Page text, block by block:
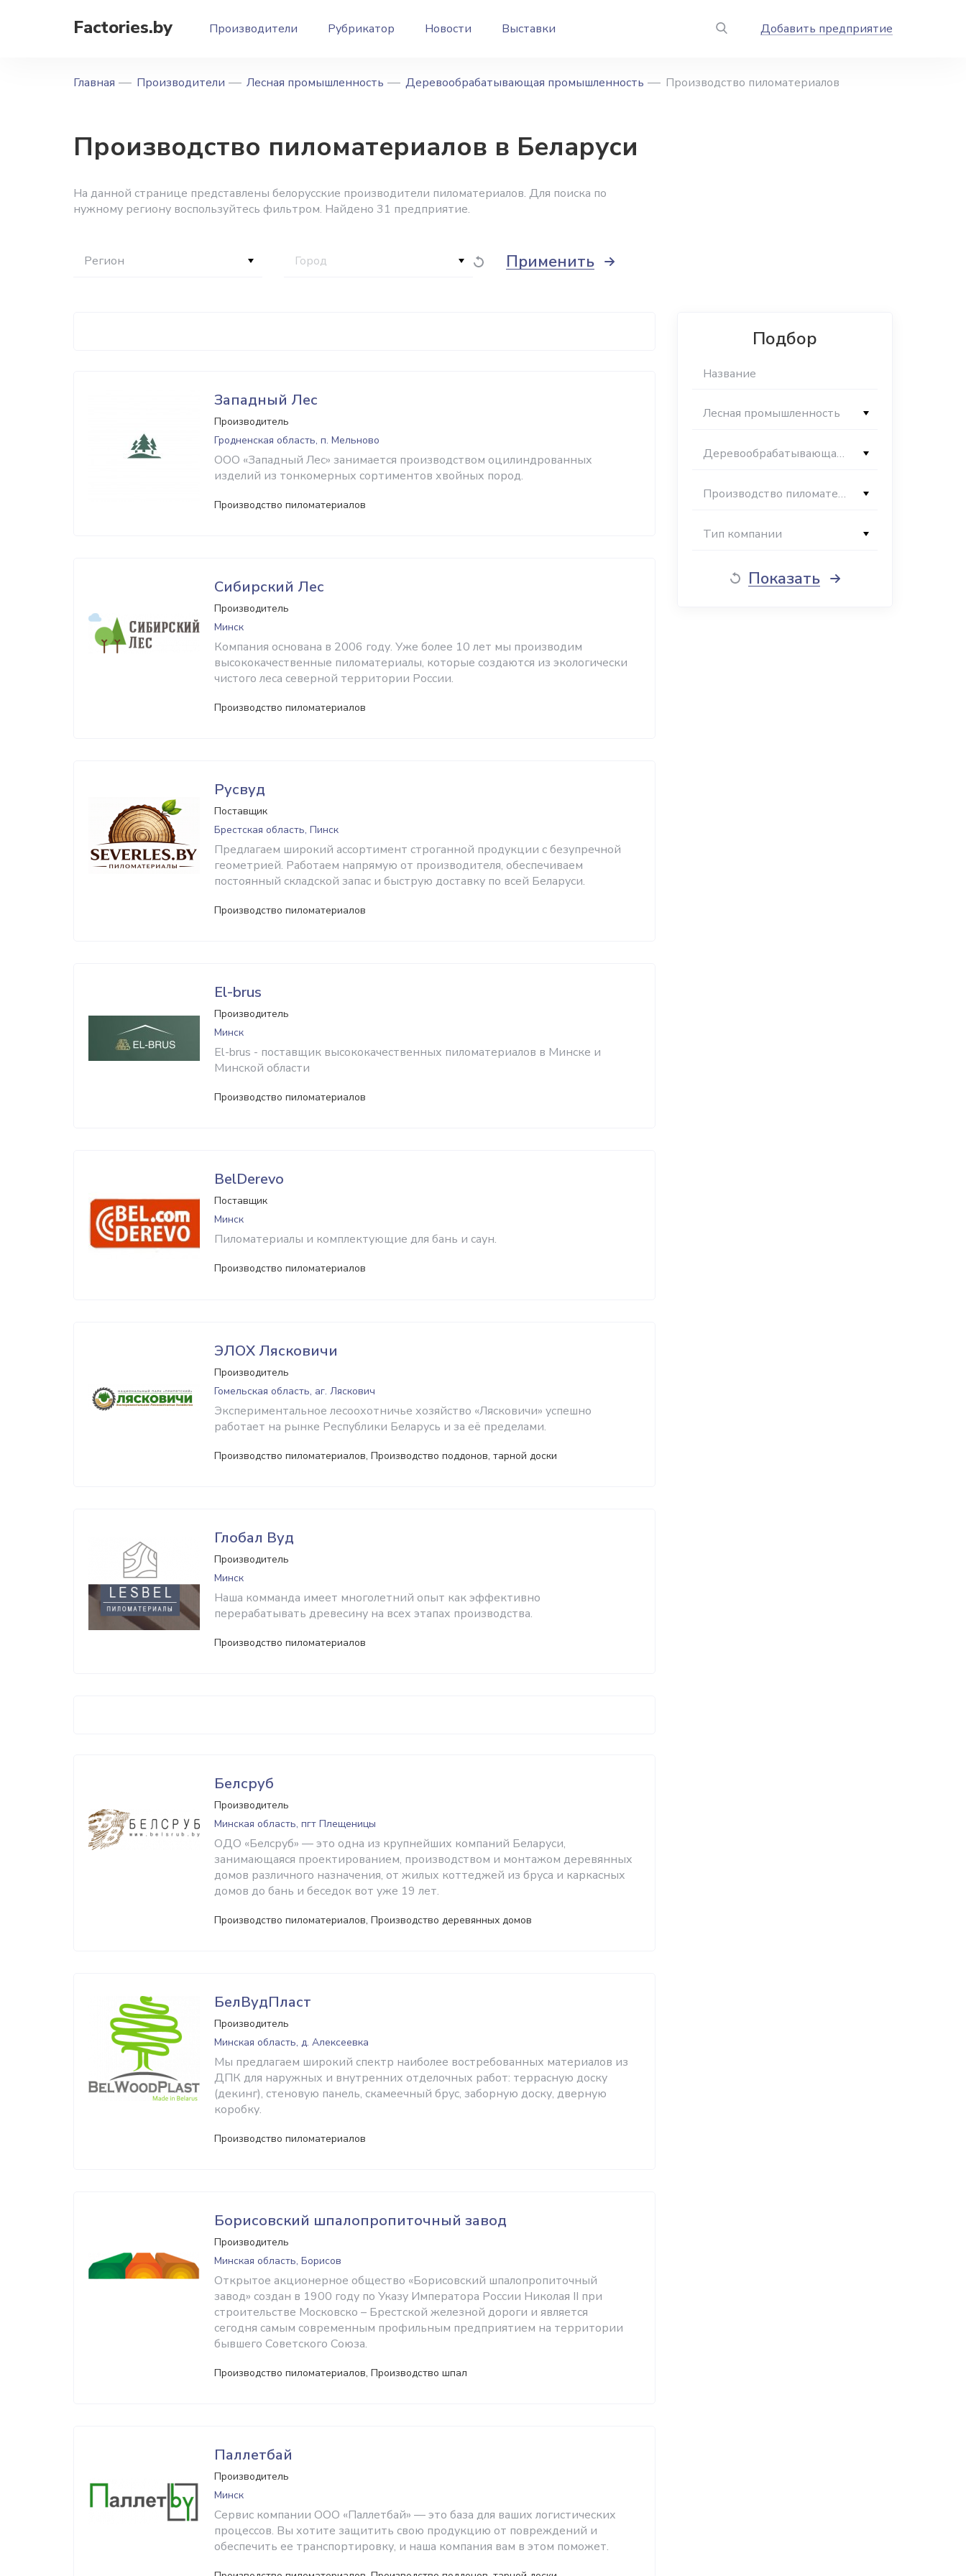
Factories.by Производители Рубрикатор Новости Выставки Добавить предприятие
Главная Производители Лесная промышленность Деревообрабатывающая промышленность Производство пиломатериалов
Производство пиломатериалов в Беларуси
На данной странице представлены белорусские производители пиломатериалов. Для поиска по
нужному региону воспользуйтесь фильтром. Найдено 31 предприятие.
Регион Город Применить
Западный Лес
Производитель
Гродненская область, п. Мельново
ООО «Западный Лес» занимается производством оцилиндрованных
изделий из тонкомерных сортиментов хвойных пород.
Производство пиломатериалов
Сибирский Лес
Производитель
Минск
Компания основана в 2006 году. Уже более 10 лет мы производим
высококачественные пиломатериалы, которые создаются из экологически
чистого леса северной территории России.
Производство пиломатериалов
Русвуд
Поставщик
Брестская область, Пинск
Предлагаем широкий ассортимент строганной продукции с безупречной
геометрией. Работаем напрямую от производителя, обеспечиваем
постоянный складской запас и быструю доставку по всей Беларуси.
Производство пиломатериалов
El-brus ​
Производитель
Минск
El-brus - поставщик высококачественных пиломатериалов в Минске и
Минской области
Производство пиломатериалов
BelDerevo
Поставщик
Минск
Пиломатериалы и комплектующие для бань и саун.
Производство пиломатериалов
ЭЛОХ Лясковичи
Производитель
Гомельская область, аг. Ляскович
Экспериментальное лесоохотничье хозяйство «Лясковичи» успешно
работает на рынке Республики Беларусь и за её пределами.
Производство пиломатериалов, Производство поддонов, тарной доски
Глобал Вуд
Производитель
Минск
Наша комманда имеет многолетний опыт как эффективно
перерабатывать древесину на всех этапах производства.
Производство пиломатериалов
Белсруб
Производитель
Минская область, пгт Плещеницы
ОДО «Белсруб» — это одна из крупнейших компаний Беларуси,
занимающаяся проектированием, производством и монтажом деревянных
домов различного назначения, от жилых коттеджей из бруса и каркасных
домов до бань и беседок вот уже 19 лет.
Производство пиломатериалов, Производство деревянных домов
БелВудПласт
Производитель
Минская область, д. Алексеевка
Мы предлагаем широкий спектр наиболее востребованных материалов из
ДПК для наружных и внутренних отделочных работ: террасную доску
(декинг), стеновую панель, скамеечный брус, заборную доску, дверную
коробку.
Производство пиломатериалов
Борисовский шпалопропиточный завод
Производитель
Минская область, Борисов
Открытое акционерное общество «Борисовский шпалопропиточный
завод» создан в 1900 году по Указу Императора России Николая II при
строительстве Московско – Брестской железной дороги и является
сегодня самым современным профильным предприятием на территории
бывшего Советского Союза.
Производство пиломатериалов, Производство шпал
Паллетбай
Производитель
Минск
Сервис компании ООО «Паллетбай» — это база для ваших логистических
процессов. Вы хотите защитить свою продукцию от повреждений и
обеспечить ее транспортировку, и наша компания вам в этом поможет.
Подбор
Лесная промышленность
Деревообрабатывающая промышленность
Производство пиломатериалов
Тип компании
Показать